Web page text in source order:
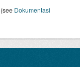
(see Dokumentasi